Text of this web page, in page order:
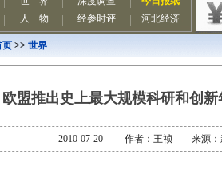
页 >> 世界
欧盟推出史上最大规模科研和创新
2010-07-20 作者：王祯 来源：